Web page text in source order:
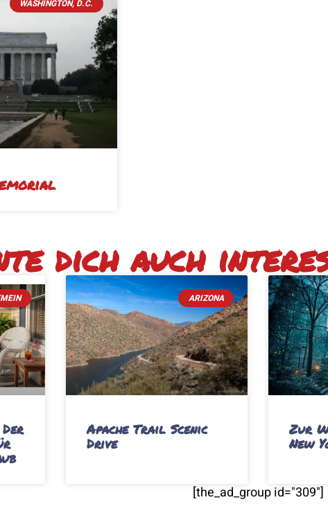
WASHINGTON, D.C.
dich auch
ARIZONA
Apache Trail Scenic
Drive
Zur
New
[the_ad_group id="309"]